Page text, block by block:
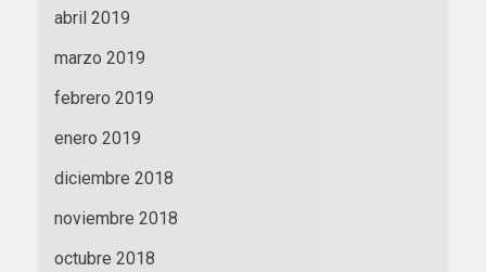
abril 2019
marzo 2019
febrero 2019
enero 2019
diciembre 2018
noviembre 2018
octubre 2018